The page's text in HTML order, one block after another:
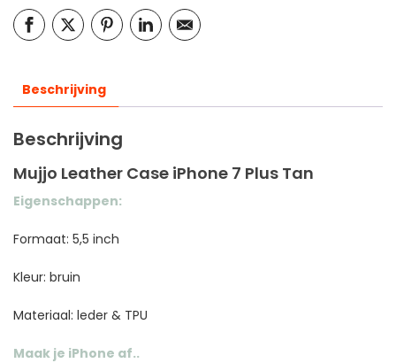
Beschrijving
Beschrijving
Mujjo Leather Case iPhone 7 Plus Tan
Eigenschappen:
Formaat: 5,5 inch
Kleur: bruin
Materiaal: leder & TPU
Maak je iPhone af..